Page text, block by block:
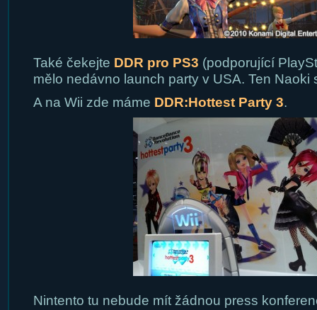
Také čekejte DDR pro PS3 (podporující
mělo nedávno launch party v USA. Ten Naoki
A na Wii zde máme DDR:Hottest Party 3.
Nintento tu nebude mít žádnou press